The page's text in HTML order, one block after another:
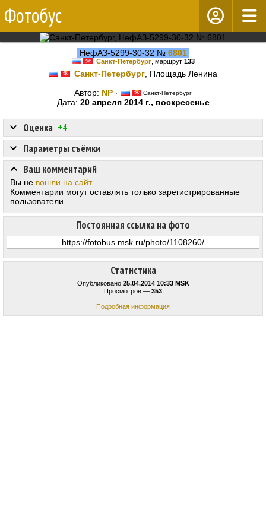
Фотобус
НефАЗ-5299-30-32 № 6801
Санкт-Петербург, маршрут 133
Санкт-Петербург , Площадь Ленина
Автор: NP · Санкт-Петербург
Дата: 20 апреля 2014 г., воскресенье
Статистика
Опубликовано 25.04.2014 10:33 MSK
Просмотров — 353
Подробная информация
Оценка +4
Постоянная ссылка на фото
Параметры съёмки
Ваш комментарий
Вы не вошли на сайт.
Комментарии могут оставлять только зарегистрированные
пользователи.